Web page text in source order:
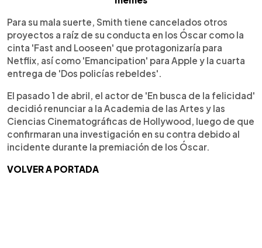
Para su mala suerte, Smith tiene cancelados otros
proyectos a raíz de su conducta en los Óscar como la
cinta 'Fast and Looseen' que protagonizaría para
Netflix, así como 'Emancipation' para Apple y la cuarta
entrega de 'Dos policías rebeldes'.
El pasado 1 de abril, el actor de 'En busca de la felicidad'
decidió renunciar a la Academia de las Artes y las
Ciencias Cinematográficas de Hollywood, luego de que
confirmaran una investigación en su contra debido al
incidente durante la premiación de los Óscar.
VOLVER A PORTADA